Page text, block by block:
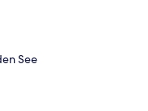
See